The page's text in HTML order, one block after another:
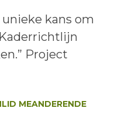
kans om
Project
MEANDERENDE